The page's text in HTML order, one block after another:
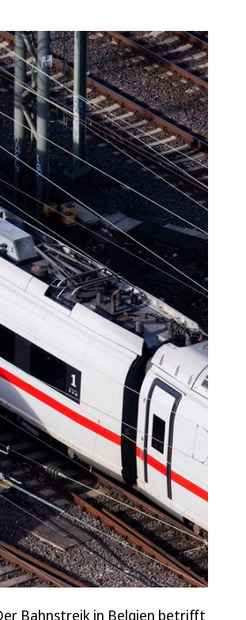
Bahnstreik in Belgien betrifft